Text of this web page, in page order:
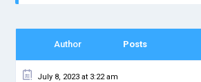
Author Posts
July 8, 2023 at 3:22 am